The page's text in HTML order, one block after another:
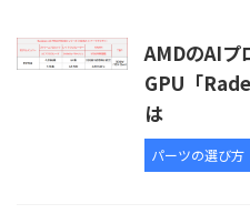
AMDのAIプ
GPU「
は
パーツの選び方